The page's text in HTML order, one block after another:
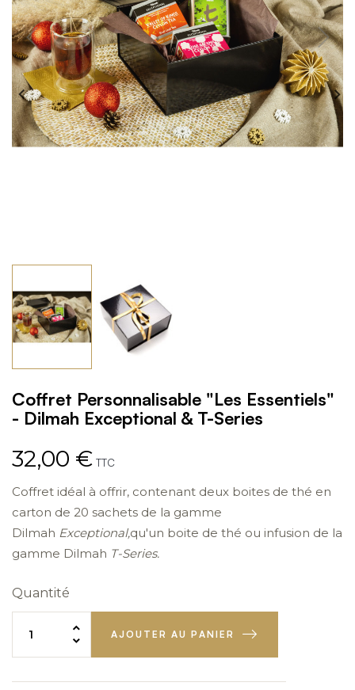
Coffret Personnalisable "Les Essentiels"
- Dilmah Exceptional & T-Series
32,00 € TTC
Coffret idéal à offrir, contenant deux boites de thé en
carton de 20 sachets de la gamme
Dilmah Exceptional,qu'un boite de thé ou infusion de la
gamme Dilmah T-Series.
Quantité
AJOUTER AU PANIER